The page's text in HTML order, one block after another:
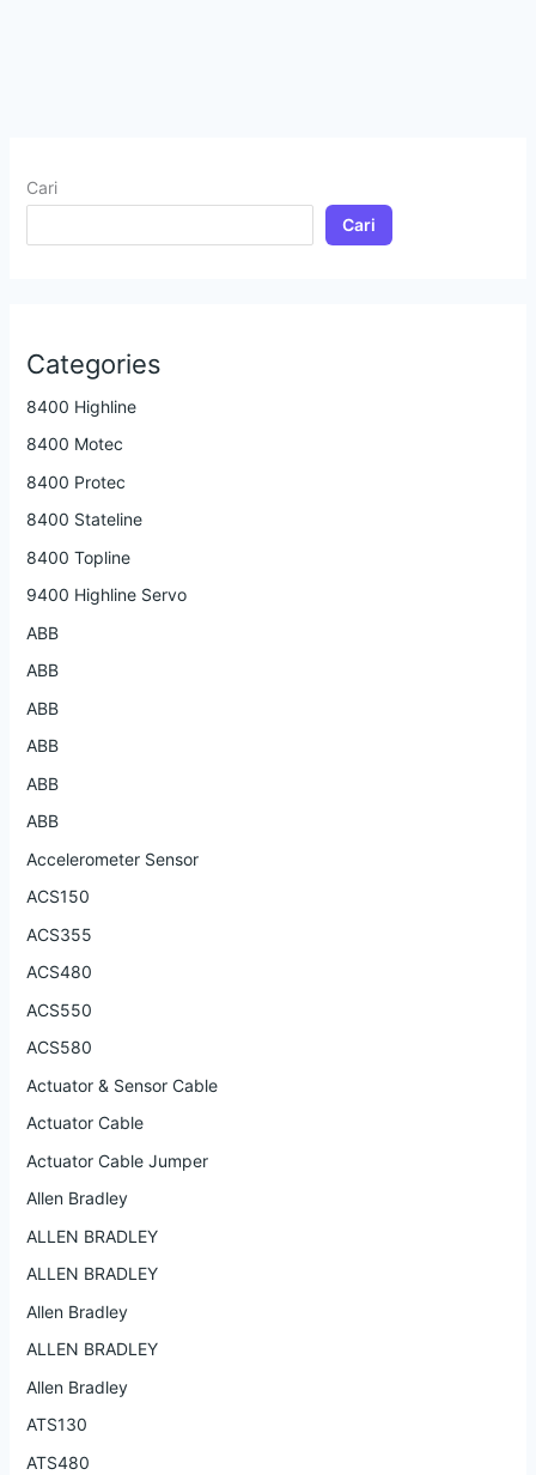
Cari
Cari
Categories
8400 Highline
8400 Motec
8400 Protec
8400 Stateline
8400 Topline
9400 Highline Servo
ABB
ABB
ABB
ABB
ABB
ABB
Accelerometer Sensor
ACS150
ACS355
ACS480
ACS550
ACS580
Actuator & Sensor Cable
Actuator Cable
Actuator Cable Jumper
Allen Bradley
ALLEN BRADLEY
ALLEN BRADLEY
Allen Bradley
ALLEN BRADLEY
Allen Bradley
ATS130
ATS480